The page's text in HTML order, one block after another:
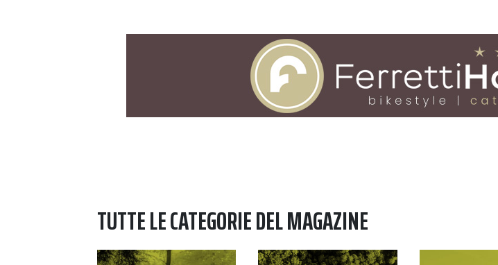
TUTTE LE CATEGORIE DEL MAGAZINE